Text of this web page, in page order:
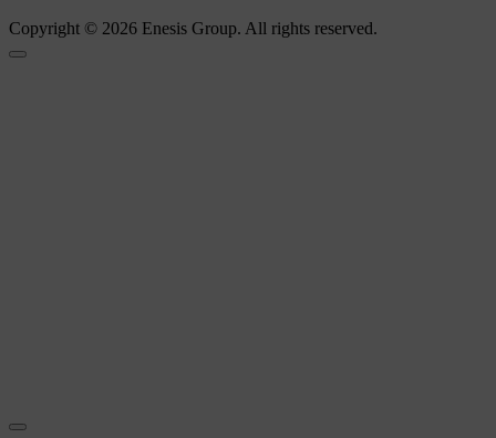
Copyright © 2026 Enesis Group. All rights reserved.